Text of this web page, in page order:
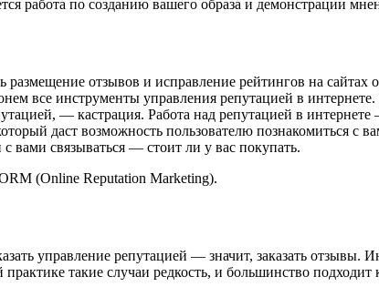
работа по созданию вашего образа и демонстрации
отзывов и исправление рейтингов на сайтах
все инструменты управления репутацией в
— кастрация. Работа над репутацией в
даст возможность пользователю познакомиться с
вами связываться — стоит ли у вас покупать.
(Online Reputation Marketing).
управление репутацией — значит, заказать отзывы.
такие случаи редкость, и большинство